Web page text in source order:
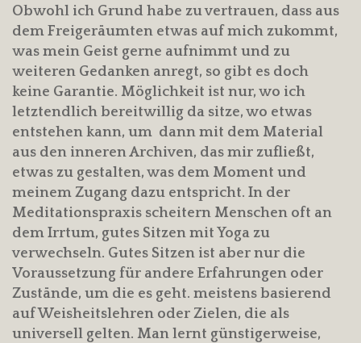
Obwohl ich Grund habe zu vertrauen, dass aus
dem Freigeräumten etwas auf mich zukommt,
was mein Geist gerne aufnimmt und zu
weiteren Gedanken anregt, so gibt es doch
keine Garantie. Möglichkeit ist nur, wo ich
letztendlich bereitwillig da sitze, wo etwas
entstehen kann, um dann mit dem Material
aus den inneren Archiven, das mir zufließt,
etwas zu gestalten, was dem Moment und
meinem Zugang dazu entspricht. In der
Meditationspraxis scheitern Menschen oft an
dem Irrtum, gutes Sitzen mit Yoga zu
verwechseln. Gutes Sitzen ist aber nur die
Voraussetzung für andere Erfahrungen oder
Zustände, um die es geht. meistens basierend
auf Weisheitslehren oder Zielen, die als
universell gelten. Man lernt günstigerweise,